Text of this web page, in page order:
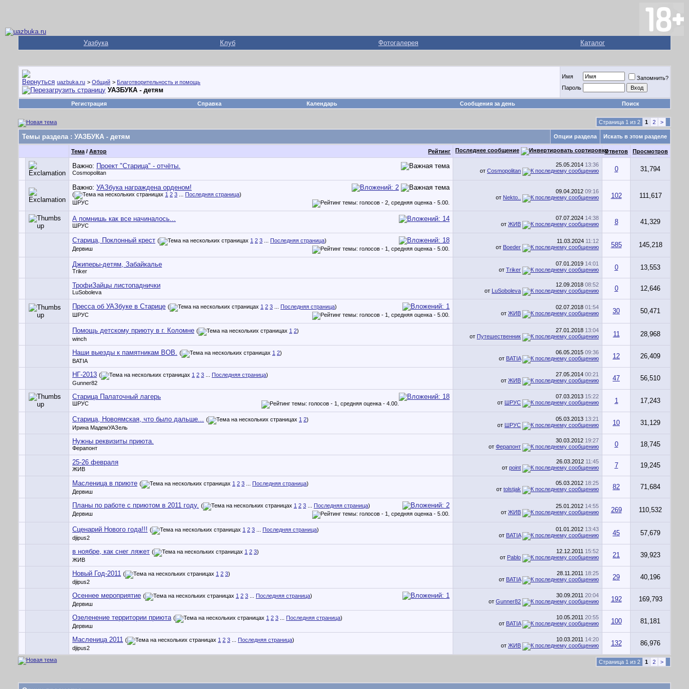
Уазбука Клуб Фотогалерея Каталог
uazbuka.ru > Общий > Благотворительность и помощь
УАЗБУКА - детям
Имя
Запомнить?
Пароль
Регистрация Справка Календарь Сообщения за день Поиск
Страница 1 из 2 1 2 >
Темы раздела: УАЗБУКА - детям Опции раздела Искать в этом разделе
Рейтинг
Тема / Автор Последнее сообщение Ответов Просмотров
Важно: Проект "Старица" - отчёты.
Cosmopolitan
25.05.2014 13:36
от Cosmopolitan 0 31,794
Важно: УАЗбука награждена орденом!
( 1 2 3 Последняя страница)
ШРУС
09.04.2012 09:16
от Nekto.. 102 111,617
А помнишь как все начиналось...
ШРУС
07.07.2024 14:38
от ЖИВ 8 41,329
Старица, Поклонный крест ( 1 2 3 Последняя страница)
Дервиш
11.03.2024 11:12
от Boeder 585 145,218
Джиперы-детям, Забайкалье
Triker
07.01.2019 14:01
от Triker 0 13,553
ТрофиЗайцы листопаднички
LuSoboleva
12.09.2018 08:52
от LuSoboleva 0 12,646
Пресса об УАЗбуке в Старице ( 1 2 3 Последняя страница)
ШРУС
02.07.2018 01:54
от ЖИВ 30 50,471
Помощь детскому приюту в г. Коломне ( 1 2)
winch
27.01.2018 13:04
от Путешественник 11 28,968
Наши выезды к памятникам ВОВ. ( 1 2)
BATIA
06.05.2015 09:36
от BATIA 12 26,409
НГ-2013 ( 1 2 3 Последняя страница)
Gunner82
27.05.2014 00:21
от ЖИВ 47 56,510
Старица Палаточный лагерь
ШРУС
07.03.2013 15:22
от ШРУС 1 17,243
Старица, Новоямская, что было дальше... ( 1 2)
Ирина МадемУАЗель
05.03.2013 13:21
от ШРУС 10 31,129
Нужны реквизиты приюта.
Ферапонт
30.03.2012 19:27
от Ферапонт 0 18,745
25-26 февраля
ЖИВ
26.03.2012 11:45
от point 7 19,245
Масленица в приюте ( 1 2 3 Последняя страница)
Дервиш
05.03.2012 18:25
от tolstjak 82 71,684
Планы по работе с приютом в 2011 году. ( 1 2 3 Последняя страница)
Дервиш
25.01.2012 14:55
от ЖИВ 269 110,532
Сценарий Нового года!!! ( 1 2 3 Последняя страница)
djipus2
01.01.2012 13:43
от BATIA 45 57,679
в ноябре, как снег ляжет ( 1 2 3)
ЖИВ
12.12.2011 15:52
от Pablo 21 39,923
Новый Год-2011 ( 1 2 3)
djipus2
28.11.2011 18:25
от BATIA 29 40,196
Осеннее мероприятие ( 1 2 3 Последняя страница)
Дервиш
30.09.2011 20:04
от Gunner82 192 169,793
Озеленение территории приюта ( 1 2 3 Последняя страница)
Дервиш
10.05.2011 20:55
от BATIA 100 81,181
Масленица 2011 ( 1 2 3 Последняя страница)
djipus2
10.03.2011 14:20
от ЖИВ 132 86,976
Страница 1 из 2 1 2 >